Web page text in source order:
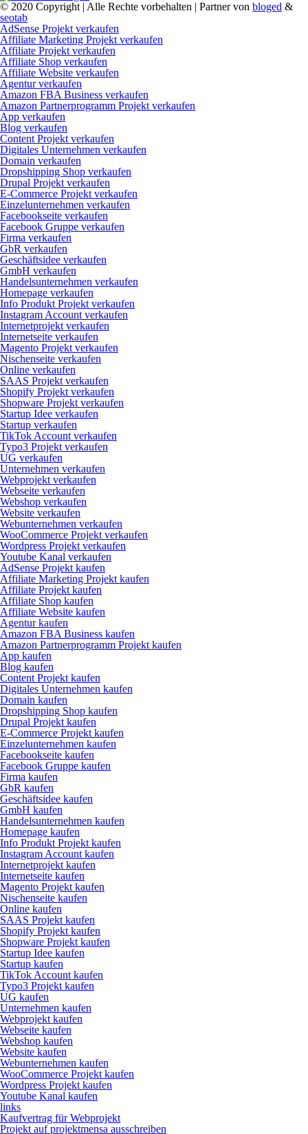
© 2020 Copyright | Alle Rechte vorbehalten | Partner von bloged &
seotab
AdSense Projekt verkaufen
Affiliate Marketing Projekt verkaufen
Affiliate Projekt verkaufen
Affiliate Shop verkaufen
Affiliate Website verkaufen
Agentur verkaufen
Amazon FBA Business verkaufen
Amazon Partnerprogramm Projekt verkaufen
App verkaufen
Blog verkaufen
Content Projekt verkaufen
Digitales Unternehmen verkaufen
Domain verkaufen
Dropshipping Shop verkaufen
Drupal Projekt verkaufen
E-Commerce Projekt verkaufen
Einzelunternehmen verkaufen
Facebookseite verkaufen
Facebook Gruppe verkaufen
Firma verkaufen
GbR verkaufen
Geschäftsidee verkaufen
GmbH verkaufen
Handelsunternehmen verkaufen
Homepage verkaufen
Info Produkt Projekt verkaufen
Instagram Account verkaufen
Internetprojekt verkaufen
Internetseite verkaufen
Magento Projekt verkaufen
Nischenseite verkaufen
Online verkaufen
SAAS Projekt verkaufen
Shopify Projekt verkaufen
Shopware Projekt verkaufen
Startup Idee verkaufen
Startup verkaufen
TikTok Account verkaufen
Typo3 Projekt verkaufen
UG verkaufen
Unternehmen verkaufen
Webprojekt verkaufen
Webseite verkaufen
Webshop verkaufen
Website verkaufen
Webunternehmen verkaufen
WooCommerce Projekt verkaufen
Wordpress Projekt verkaufen
Youtube Kanal verkaufen
AdSense Projekt kaufen
Affiliate Marketing Projekt kaufen
Affiliate Projekt kaufen
Affiliate Shop kaufen
Affiliate Website kaufen
Agentur kaufen
Amazon FBA Business kaufen
Amazon Partnerprogramm Projekt kaufen
App kaufen
Blog kaufen
Content Projekt kaufen
Digitales Unternehmen kaufen
Domain kaufen
Dropshipping Shop kaufen
Drupal Projekt kaufen
E-Commerce Projekt kaufen
Einzelunternehmen kaufen
Facebookseite kaufen
Facebook Gruppe kaufen
Firma kaufen
GbR kaufen
Geschäftsidee kaufen
GmbH kaufen
Handelsunternehmen kaufen
Homepage kaufen
Info Produkt Projekt kaufen
Instagram Account kaufen
Internetprojekt kaufen
Internetseite kaufen
Magento Projekt kaufen
Nischenseite kaufen
Online kaufen
SAAS Projekt kaufen
Shopify Projekt kaufen
Shopware Projekt kaufen
Startup Idee kaufen
Startup kaufen
TikTok Account kaufen
Typo3 Projekt kaufen
UG kaufen
Unternehmen kaufen
Webprojekt kaufen
Webseite kaufen
Webshop kaufen
Website kaufen
Webunternehmen kaufen
WooCommerce Projekt kaufen
Wordpress Projekt kaufen
Youtube Kanal kaufen
links
Kaufvertrag für Webprojekt
Projekt auf projektmensa ausschreiben